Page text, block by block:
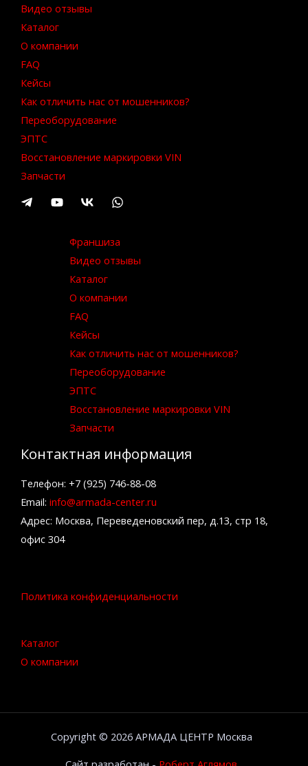
Видео отзывы
Каталог
О компании
FAQ
Кейсы
Как отличить нас от мошенников?
Переоборудование
ЭПТС
Восстановление маркировки VIN
Запчасти
Франшиза
Видео отзывы
Каталог
О компании
FAQ
Кейсы
Как отличить нас от мошенников?
Переоборудование
ЭПТС
Восстановление маркировки VIN
Запчасти
Контактная информация
Телефон: +7 (925) 746-88-08
Email: info@armada-center.ru
Адрес: Москва, Переведеновский пер, д.13, стр 18,
офис 304
Политика конфиденциальности
Каталог
О компании
Copyright © 2026 АРМАДА ЦЕНТР Москва